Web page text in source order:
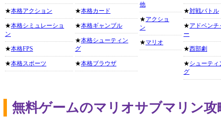
★本格アクション
★本格シミュレーショ
ン
★本格FPS
★本格スポーツ
★本格カード
★本格ギャンブル
★本格シューティン
グ
★本格ブラウザ
他
★アクショ
ン
★マリオ
★対戦バトル
★アドベンチ
ー
★西部劇
★シューティ
グ
無料ゲームのマリオサブマリン